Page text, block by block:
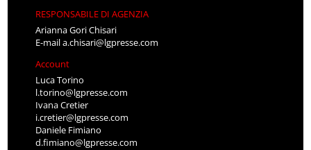
RESPONSABILE DI AGENZIA
Arianna Gori Chisari
E-maila.chisari@lgpresse.com
Account
Luca Torino
l.torino@lgpresse.com
Ivana Cretier
i.cretier@lgpresse.com
Daniele Fimiano
d.fimiano@lgpresse.com